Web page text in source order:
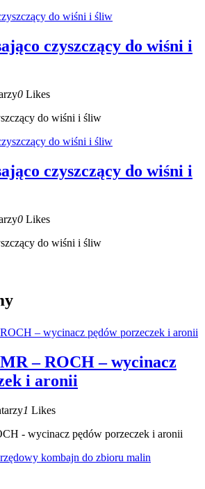
czyszczący do wiśni i
0 Likes
do wiśni i śliw
czyszczący do wiśni i
0 Likes
do wiśni i śliw
– ROCH – wycinacz
i aronii
1 Likes
- wycinacz pędów porzeczek i aronii